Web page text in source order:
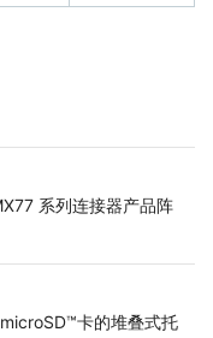
系列连接器产品阵
卡的堆叠式托